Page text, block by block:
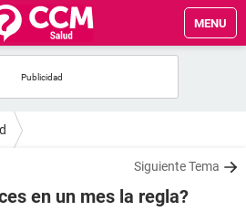
MENU
Siguiente Tema
en un mes la regla?